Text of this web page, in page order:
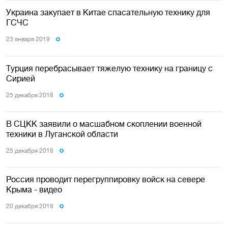
Украина закупает в Китае спасательную технику для
ГСЧС
23 января 2019
Турция перебрасывает тяжелую технику на границу с
Сирией
25 декабря 2018
В СЦКК заявили о масшабном скоплении военной
техники в Луганской области
25 декабря 2018
Россия проводит перегруппировку войск на севере
Крыма - видео
20 декабря 2018